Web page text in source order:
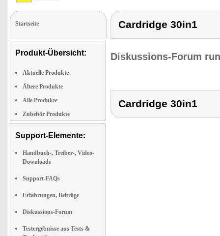
Startseite
Produkt-Übersicht:
Aktuelle Produkte
Ältere Produkte
Alle Produkte
Zubehör Produkte
Support-Elemente:
Handbuch-, Treiber-, Video-
Downloads
Support-FAQs
Erfahrungen, Beiträge
Diskussions-Forum
Testergebnisse aus Tests &
Cardridge 30in1
Diskussions-Forum
Cardridge 30in1